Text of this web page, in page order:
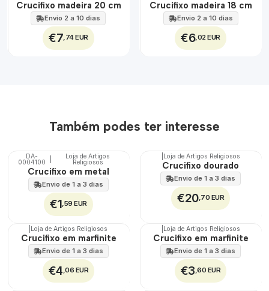
100%
Crucifixo madeira 20 cm
Envio 2 a 10 dias
€7,74 EUR
100%
Crucifixo madeira 18 cm
Envio 2 a 10 dias
€6,02 EUR
Também podes ter interesse
DA-
0004100
Loja de Artigos
Religiosos
Crucifixo em metal
Envio de 1 a 3 dias
€1,59 EUR
Loja de Artigos Religiosos
Crucifixo dourado
Envio de 1 a 3 dias
€20,70 EUR
Loja de Artigos Religiosos
Crucifixo em marfinite
Envio de 1 a 3 dias
€4,06 EUR
Loja de Artigos Religiosos
Crucifixo em marfinite
Envio de 1 a 3 dias
€3,60 EUR